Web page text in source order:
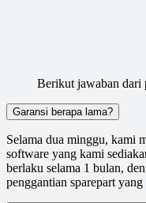
Berikut jawaban dari
Garansi berapa lama?
Selama dua minggu, kami
software yang kami
berlaku selama 1 bulan,
penggantian sparepart